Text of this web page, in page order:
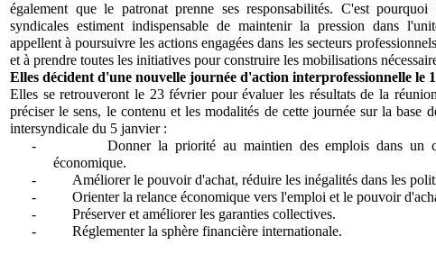
également que le patronat prenne ses responsabilités. C'est pourquoi
syndicales estiment indispensable de maintenir la pression dans
appellent à poursuivre les actions engagées dans les secteurs
et à prendre toutes les initiatives pour construire les mobilisations
Elles décident d'une nouvelle journée d'action interprofessionnelle le
Elles se retrouveront le 23 février pour évaluer les résultats de la
préciser le sens, le contenu et les modalités de cette journée sur la base
intersyndicale du 5 janvier :
-
Donner la priorité au maintien des emplois dans un
économique.
-
Améliorer le pouvoir d'achat, réduire les inégalités dans les
-
Orienter la relance économique vers l'emploi et le pouvoir
-
Préserver et améliorer les garanties collectives.
-
Réglementer la sphère financière internationale.